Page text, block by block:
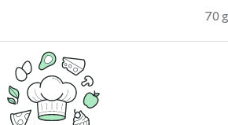
70 g